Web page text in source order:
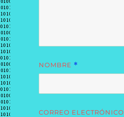
NOMBRE *
CORREO ELECTRÓNICO